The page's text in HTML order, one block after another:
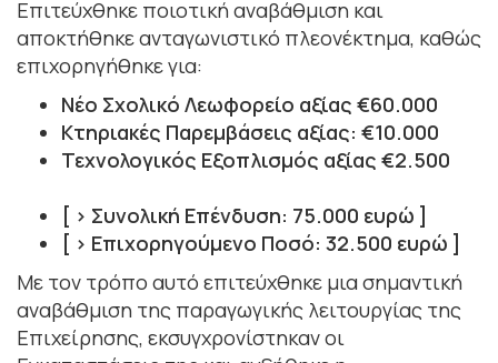
Επιτεύχθηκε ποιοτική αναβάθμιση και
αποκτήθηκε ανταγωνιστικό πλεονέκτημα, καθώς
επιχορηγήθηκε για:
Νέο Σχολικό Λεωφορείο αξίας €60.000
Κτηριακές Παρεμβάσεις αξίας: €10.000
Τεχνολογικός Εξοπλισμός αξίας €2.500
[ > Συνολική Επένδυση: 75.000 ευρώ ]
[ > Επιχορηγούμενο Ποσό: 32.500 ευρώ ]
Με τον τρόπο αυτό επιτεύχθηκε μια σημαντική
αναβάθμιση της παραγωγικής λειτουργίας της
Επιχείρησης, εκσυγχρονίστηκαν οι